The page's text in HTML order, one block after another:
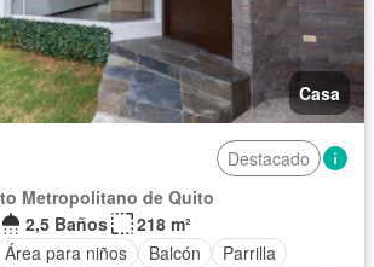
Casa
Destacado
Metropolitano de Quito
2,5 Baños
218 m²
Área para niños Balcón
Parrilla